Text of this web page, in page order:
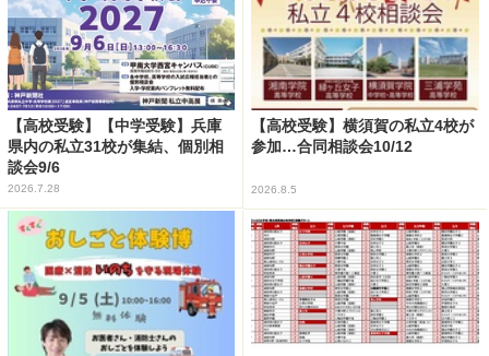
【高校受験】【中学受験】兵庫
県内の私立31校が集結、個別相
談会9/6
2026.7.28
【高校受験】横須賀の私立4校が
参加…合同相談会10/12
2026.8.5